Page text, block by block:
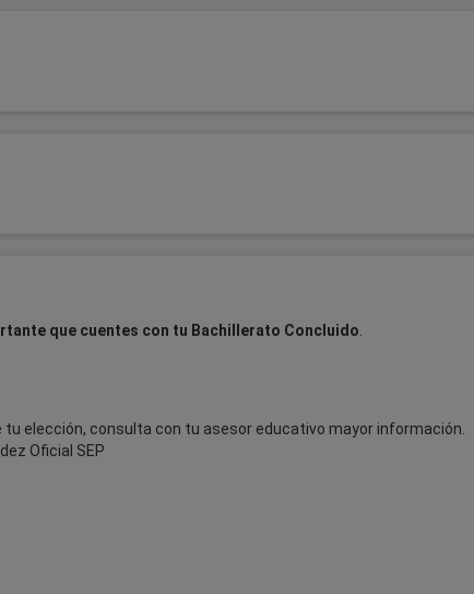
que cuentes con tu Bachillerato Concluido.
tu elección, consulta con tu asesor educativo mayor información.
Oficial SEP